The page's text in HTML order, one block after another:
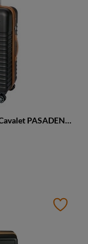
Walizka duża z ABS unisex Cavalet PASADENA L podróżna duża antracyt